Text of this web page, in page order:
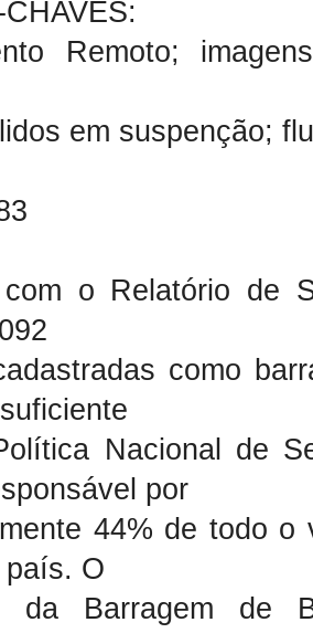
Remoto;
em suspenção;
o Relatório de
como
Nacional de
por
44% de todo
país. O
da Barragem de